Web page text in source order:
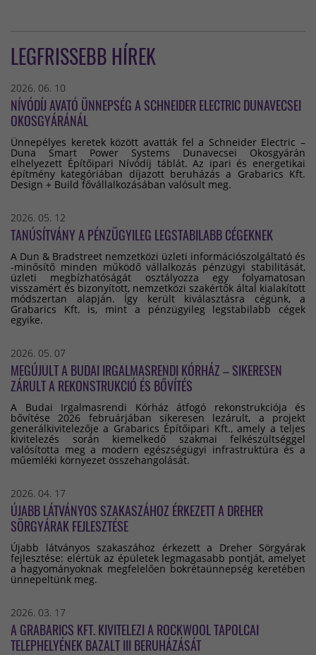
LEGFRISSEBB HÍREK
2026. 06. 10
NÍVÓDÍJ AVATÓ ÜNNEPSÉG A SCHNEIDER ELECTRIC DUNAVECSEI
OKOSGYÁRÁNÁL
Ünnepélyes keretek között avatták fel a Schneider Electric –
Duna Smart Power Systems Dunavecsei Okosgyárán
elhelyezett Építőipari Nívódíj táblát. Az ipari és energetikai
építmény kategóriában díjazott beruházás a Grabarics Kft.
Design + Build fővállalkozásában valósult meg.
2026. 05. 12
TANÚSÍTVÁNY A PÉNZÜGYILEG LEGSTABILABB CÉGEKNEK
A Dun & Bradstreet nemzetközi üzleti információszolgáltató és
-minősítő minden működő vállalkozás pénzügyi stabilitását,
üzleti megbízhatóságát osztályozza egy folyamatosan
visszamért és bizonyított, nemzetközi szakértők által kialakított
módszertan alapján. Így került kiválasztásra cégünk, a
Grabarics Kft. is, mint a pénzügyileg legstabilabb cégek
egyike.
2026. 05. 07
MEGÚJULT A BUDAI IRGALMASRENDI KÓRHÁZ – SIKERESEN
ZÁRULT A REKONSTRUKCIÓ ÉS BŐVÍTÉS
A Budai Irgalmasrendi Kórház átfogó rekonstrukciója és
bővítése 2026 februárjában sikeresen lezárult, a projekt
generálkivitelezője a Grabarics Építőipari Kft., amely a teljes
kivitelezés során kiemelkedő szakmai felkészültséggel
valósította meg a modern egészségügyi infrastruktúra és a
műemléki környezet összehangolását.
2026. 04. 17
ÚJABB LÁTVÁNYOS SZAKASZÁHOZ ÉRKEZETT A DREHER
SÖRGYÁRAK FEJLESZTÉSE
Újabb látványos szakaszához érkezett a Dreher Sörgyárak
fejlesztése: elértük az épületek legmagasabb pontját, amelyet
a hagyományoknak megfelelően bokrétaünnepség keretében
ünnepeltünk meg.
2026. 03. 17
A GRABARICS KFT. KIVITELEZI A ROCKWOOL TAPOLCAI
TELEPHELYÉNEK BAZALT III BERUHÁZÁSÁT